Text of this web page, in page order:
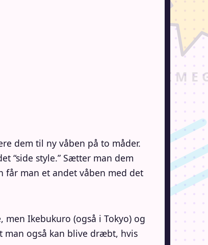
dem til ny våben på to måder.
“side style.” Sætter man dem
får man et andet våben med det
Ikebukuro (også i Tokyo) og
man også kan blive dræbt, hvis